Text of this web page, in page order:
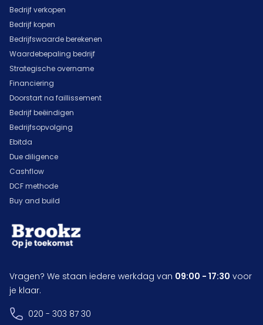
Bedrijf verkopen
Bedrijf kopen
Bedrijfswaarde berekenen
Waardebepaling bedrijf
Strategische overname
Financiering
Doorstart na faillissement
Bedrijf beëindigen
Bedrijfsopvolging
Ebitda
Due diligence
Cashflow
DCF methode
Buy and build
Vragen? We staan iedere werkdag van 09:00 - 17:30 voor
je klaar.
020 - 303 87 30